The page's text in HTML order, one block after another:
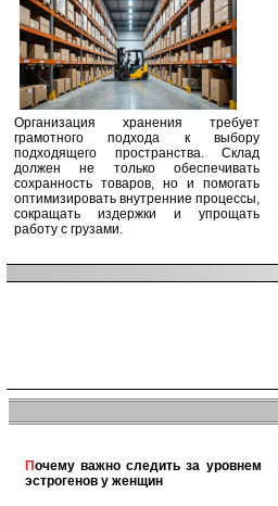
Организация хранения требует
грамотного подхода к выбору
подходящего пространства. Склад
должен не только обеспечивать
сохранность товаров, но и помогать
оптимизировать внутренние процессы,
сокращать издержки и упрощать
работу с грузами.
Почему важно следить за уровнем
эстрогенов у женщин